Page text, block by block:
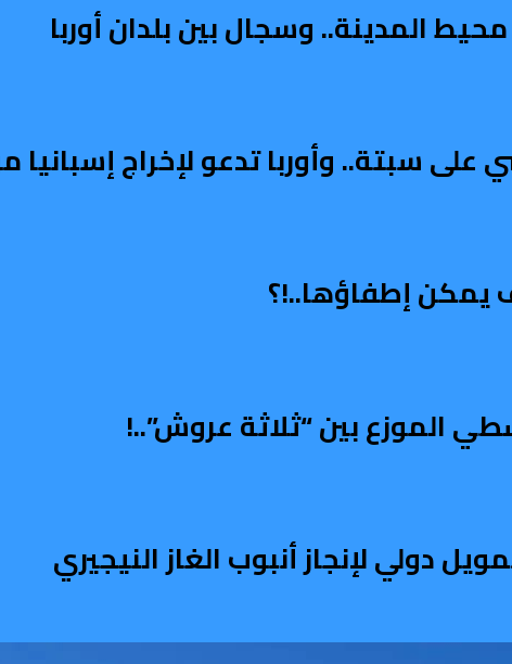
المدينة.. وسجال بين بلدان أوربا
على سبتة.. وأوربا تدعو لإخراج
يمكن إطفاؤها..!؟
الموزع بين “ثلاثة عروش”..!
دولي لإنجاز أنبوب الغاز النيجيري